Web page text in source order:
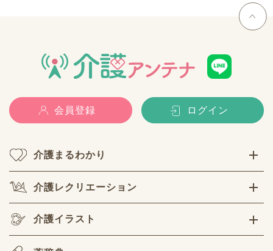
会員登録 ログイン
介護まるわかり
介護レクリエーション
介護イラスト